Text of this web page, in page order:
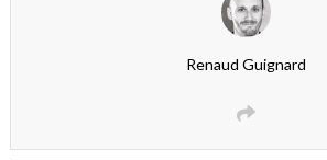
Renaud Guignard